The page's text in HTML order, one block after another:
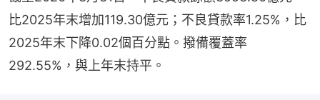
比2025年末增加119.30億元；不良貸款率1.25%，比
2025年末下降0.02個百分點。撥備覆蓋率
292.55%，與上年末持平。